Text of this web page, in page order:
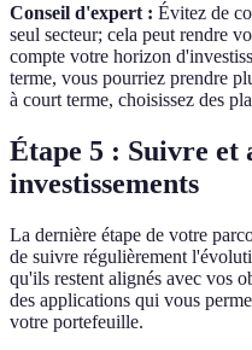
Conseil d'expert : Évitez de
seul secteur; cela peut rendre
compte votre horizon
terme, vous pourriez prendre
à court terme, choisissez des
Étape 5 : Suivre et
investissements
La dernière étape de votre
de suivre régulièrement
qu'ils restent alignés avec vos
des applications qui vous
votre portefeuille.